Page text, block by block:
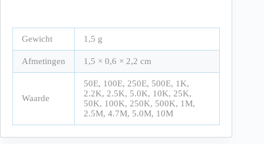
Gewicht 1,5 g
Afmetingen 1,5 × 0,6 × 2,2 cm
Waarde
50E, 100E, 250E, 500E, 1K,
2.2K, 2.5K, 5.0K, 10K, 25K,
50K, 100K, 250K, 500K, 1M,
2.5M, 4.7M, 5.0M, 10M